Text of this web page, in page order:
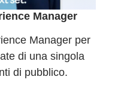
Manager
Manager per
di una singola
di pubblico.